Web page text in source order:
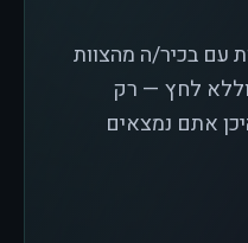
של 30 דקות עם בכיר/ה מהצוות
לחץ — רק
אתם נמצאים